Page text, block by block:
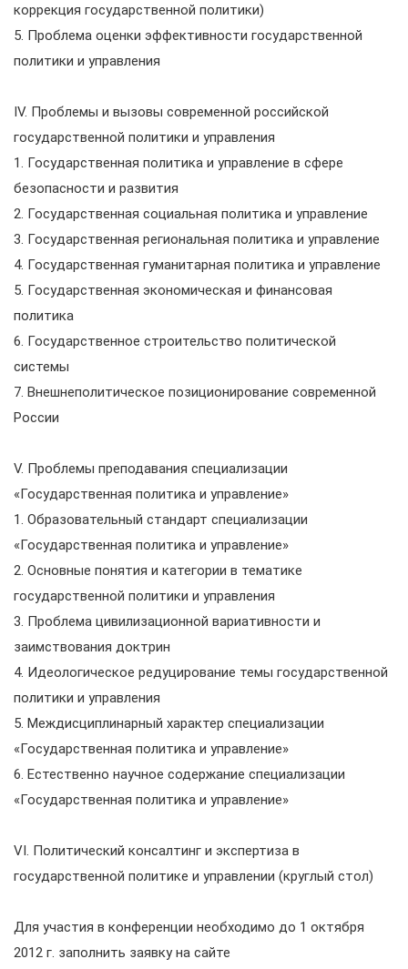
коррекция государственной политики)
5. Проблема оценки эффективности государственной
политики и управления
IV. Проблемы и вызовы современной российской
государственной политики и управления
1. Государственная политика и управление в сфере
безопасности и развития
2. Государственная социальная политика и управление
3. Государственная региональная политика и управление
4. Государственная гуманитарная политика и управление
5. Государственная экономическая и финансовая
политика
6. Государственное строительство политической
системы
7. Внешнеполитическое позиционирование современной
России
V. Проблемы преподавания специализации
«Государственная политика и управление»
1. Образовательный стандарт специализации
«Государственная политика и управление»
2. Основные понятия и категории в тематике
государственной политики и управления
3. Проблема цивилизационной вариативности и
заимствования доктрин
4. Идеологическое редуцирование темы государственной
политики и управления
5. Междисциплинарный характер специализации
«Государственная политика и управление»
6. Естественно научное содержание специализации
«Государственная политика и управление»
VI. Политический консалтинг и экспертиза в
государственной политике и управлении (круглый стол)
Для участия в конференции необходимо до 1 октября
2012 г. заполнить заявку на сайте